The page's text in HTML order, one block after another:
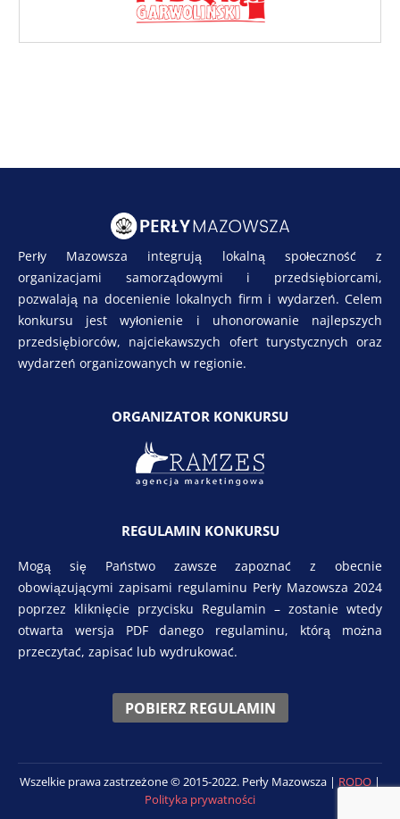
Perły Mazowsza integrują lokalną społeczność z
organizacjami samorządowymi i przedsiębiorcami,
pozwalają na docenienie lokalnych firm i wydarzeń. Celem
konkursu jest wyłonienie i uhonorowanie najlepszych
przedsiębiorców, najciekawszych ofert turystycznych oraz
wydarzeń organizowanych w regionie.
ORGANIZATOR KONKURSU
REGULAMIN KONKURSU
Mogą się Państwo zawsze zapoznać z obecnie
obowiązującymi zapisami regulaminu Perły Mazowsza 2024
poprzez kliknięcie przycisku Regulamin – zostanie wtedy
otwarta wersja PDF danego regulaminu, którą można
przeczytać, zapisać lub wydrukować.
POBIERZ REGULAMIN
Wszelkie prawa zastrzeżone © 2015-2022. Perły Mazowsza | RODO|
Polityka prywatności